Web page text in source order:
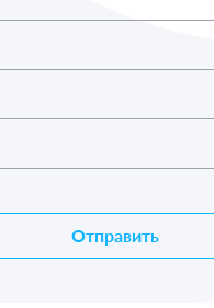
Отправить